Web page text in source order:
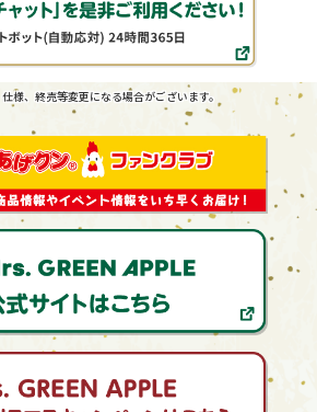
様、終売等変更になる場合がございます。